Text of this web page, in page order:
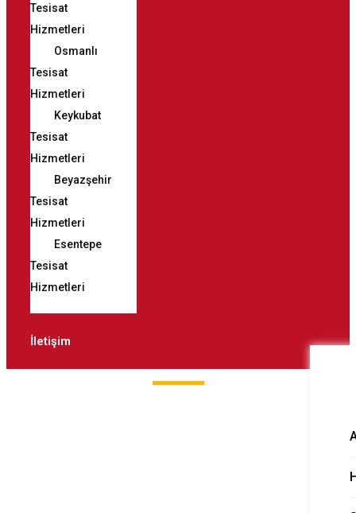
Tesisat
Hizmetleri
Osmanlı
Tesisat
Hizmetleri
Keykubat
Tesisat
Hizmetleri
Beyazşehir
Tesisat
Hizmetleri
Esentepe
Tesisat
Hizmetleri
İletişim